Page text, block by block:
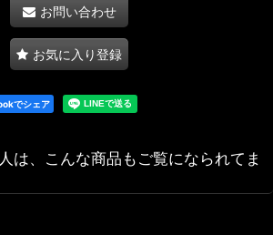
お問い合わせ
お気に入り登録
でシェア
は、こんな商品もご覧になられてま